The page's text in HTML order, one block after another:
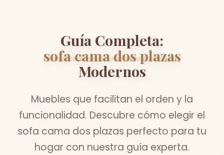
Guía Completa:
sofa cama dos plazas
Modernos
Muebles que facilitan el orden y la
funcionalidad. Descubre cómo elegir el
sofa cama dos plazas perfecto para tu
hogar con nuestra guía experta.